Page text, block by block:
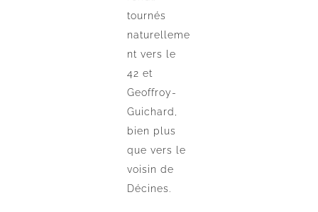
tournés
naturelleme
nt vers le
42 et
Geoffroy-
Guichard,
bien plus
que vers le
voisin de
Décines.